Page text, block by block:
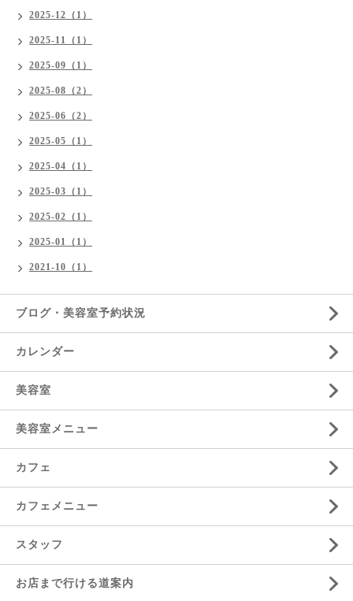
2025-12（1）
2025-11（1）
2025-09（1）
2025-08（2）
2025-06（2）
2025-05（1）
2025-04（1）
2025-03（1）
2025-02（1）
2025-01（1）
2021-10（1）
ブログ・美容室予約状況
カレンダー
美容室
美容室メニュー
カフェ
カフェメニュー
スタッフ
お店まで行ける道案内